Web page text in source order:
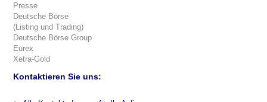
Presse
Deutsche Börse
(Listing und Trading)
Deutsche Börse Group
Eurex
Xetra-Gold
Kontaktieren Sie uns: